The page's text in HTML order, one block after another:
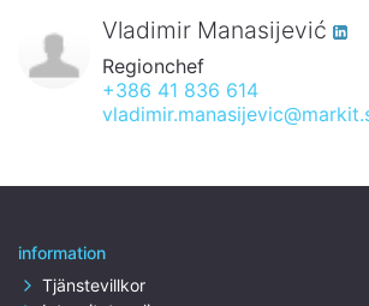
Vladimir Manasijević
Regionchef
+386 41 836 614
information
Tjänstevillkor